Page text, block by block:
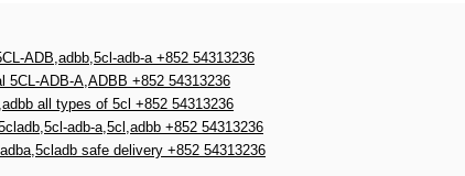
ADB,adbb,5cl-adb-a +852 54313236
5CL-ADB-A,ADBB +852 54313236
all types of 5cl +852 54313236
adb-a,5cl,adbb +852 54313236
safe delivery +852 54313236